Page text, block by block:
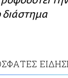
διάστημα